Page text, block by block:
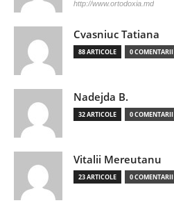
http://www.ortodoxia.md
Cvasniuc Tatiana
88 ARTICOLE 0 COMENTARII
Nadejda B.
32 ARTICOLE 0 COMENTARII
Vitalii Mereutanu
23 ARTICOLE 0 COMENTARII